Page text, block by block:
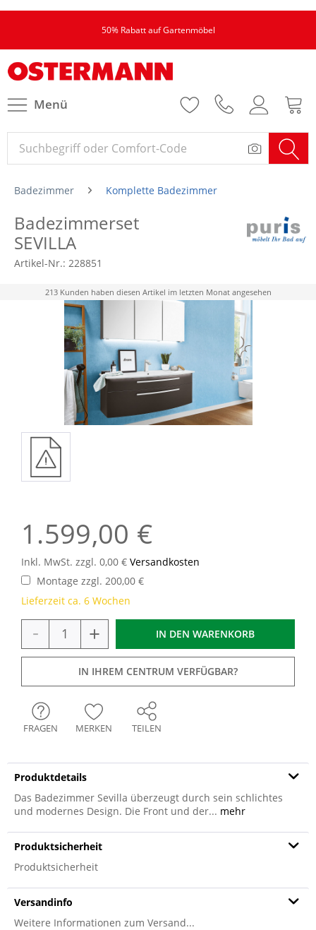
50% Rabatt auf Gartenmöbel
Menü
Badezimmer Komplette Badezimmer
Badezimmerset
SEVILLA
Artikel-Nr.: 228851
213 Kunden haben diesen Artikel im letzten Monat angesehen
1.599,00 €
Inkl. MwSt. zzgl. 0,00 € Versandkosten
Lieferzeit ca. 6 Wochen
Montage zzgl. 200,00 €
- + IN DEN WARENKORB
IN IHREM CENTRUM VERFÜGBAR?
FRAGEN MERKEN TEILEN
Produktdetails
Das Badezimmer Sevilla überzeugt durch sein schlichtes
und modernes Design. Die Front und der... mehr
Produktsicherheit
Produktsicherheit
Versandinfo
Weitere Informationen zum Versand...